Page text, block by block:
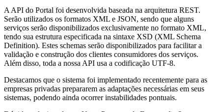
A API do Portal foi desenvolvida baseada na arquitetura REST.
Serão utilizados os formatos XML e JSON, sendo que alguns
serviços serão disponibilizados exclusivamente no formato XML,
tendo sua estrutura especificada na sintaxe XSD (XML Schema
Definition). Estes schemas serão disponibilizados para facilitar a
validação e construção dos clientes consumidores dos serviços.
Além disso, toda a nossa API usa a codificação UTF-8.
Destacamos que o sistema foi implementado recentemente para as
empresas privadas prepararem as adaptações necessárias em seus
sistemas, podendo ainda ocorrer instabilidades pontuais.